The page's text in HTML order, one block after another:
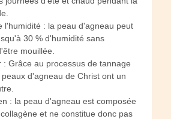
l'humidité : la peau d'agneau peut
30 % d'humidité sans
mouillée.
: Grâce au processus de tannage
d'agneau de Christ ont un
: la peau d'agneau est composée
et ne constitue donc pas